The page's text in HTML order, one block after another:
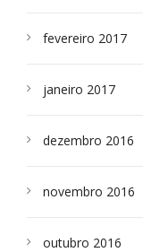
fevereiro 2017
janeiro 2017
dezembro 2016
novembro 2016
outubro 2016